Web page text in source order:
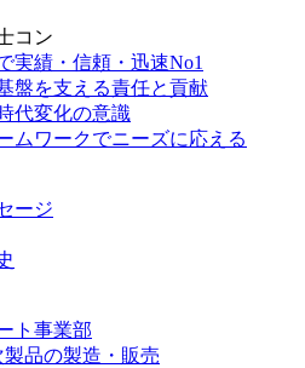
コン
実績・信頼・迅速No1
盤を支える責任と貢献
代変化の意識
ムワークでニーズに応える
ージ
ト事業部
製品の製造・販売